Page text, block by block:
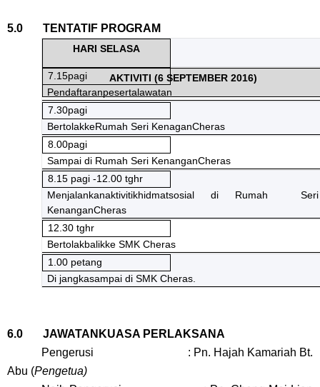
5.0 TENTATIF PROGRAM
HARI SELASA
AKTIVITI (6 SEPTEMBER 2016)
7.15pagi
Pendaftaranpesertalawatan
7.30pagi
BertolakkeRumah Seri KenaganCheras
8.00pagi
Sampai di Rumah Seri KenanganCheras
8.15 pagi -12.00 tghr
Menjalankanaktivitikhidmatsosial di Rumah Seri
KenanganCheras
12.30 tghr
Bertolakbalikke SMK Cheras
1.00 petang
Di jangkasampai di SMK Cheras.
6.0 JAWATANKUASA PERLAKSANA
Pengerusi : Pn. Hajah Kamariah Bt.
Abu (Pengetua)